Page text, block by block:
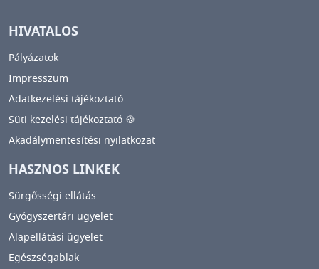
HIVATALOS
Pályázatok
Impresszum
Adatkezelési tájékoztató
Süti kezelési tájékoztató 🍪
Akadálymentesítési nyilatkozat
HASZNOS LINKEK
Sürgősségi ellátás
Gyógyszertári ügyelet
Alapellátási ügyelet
Egészségablak